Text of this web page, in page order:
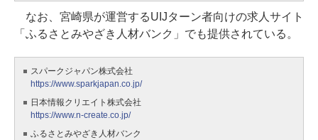
なお、宮崎県が運営するUIJターン者向けの求人サイト
「ふるさとみやざき人材バンク」でも提供されている。
スパークジャパン株式会社
https://www.sparkjapan.co.jp/
日本情報クリエイト株式会社
https://www.n-create.co.jp/
ふるさとみやざき人材バンク